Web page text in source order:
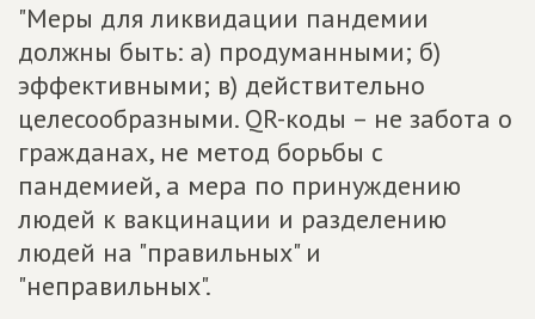
"Меры для ликвидации пандемии
должны быть: а) продуманными; б)
эффективными; в) действительно
целесообразными. QR-коды – не забота о
гражданах, не метод борьбы с
пандемией, а мера по принуждению
людей к вакцинации и разделению
людей на "правильных" и
"неправильных".